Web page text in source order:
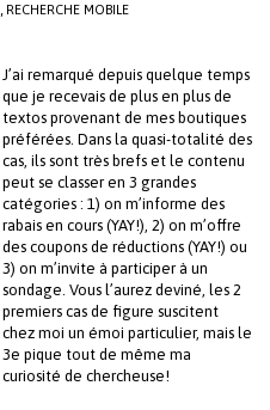
, RECHERCHE MOBILE
J’ai remarqué depuis quelque temps
que je recevais de plus en plus de
textos provenant de mes boutiques
préférées. Dans la quasi-totalité des
cas, ils sont très brefs et le contenu
peut se classer en 3 grandes
catégories : 1) on m’informe des
rabais en cours (YAY!), 2) on m’offre
des coupons de réductions (YAY!) ou
3) on m’invite à participer à un
sondage. Vous l’aurez deviné, les 2
premiers cas de figure suscitent
chez moi un émoi particulier, mais le
3e pique tout de même ma
curiosité de chercheuse!